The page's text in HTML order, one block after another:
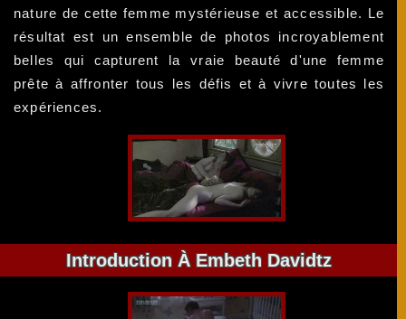
nature de cette femme mystérieuse et accessible. Le
résultat est un ensemble de photos incroyablement
belles qui capturent la vraie beauté d'une femme
prête à affronter tous les défis et à vivre toutes les
expériences.
Introduction À Embeth Davidtz